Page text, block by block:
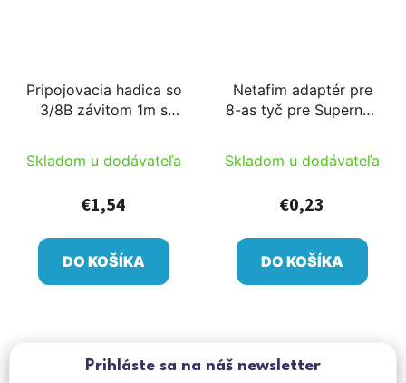
Pripojovacia hadica so
3/8B závitom 1m s
adaptérom
Skladom u dodávateľa
€1,54
DO KOŠÍKA
Netafim adaptér pre
8-as tyč pre Supernet,
Skladom u dodávateľa
€0,23
DO KOŠÍKA
Prihláste sa na náš newsletter